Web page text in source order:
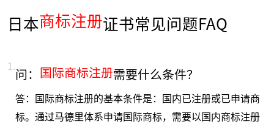
日本商标注册证书常见问题FAQ
1.问： 国际商标注册需要什么条件？
答：国际商标注册的基本条件是：国内已注册或已申请商
标。通过马德里体系申请国际商标，需要以国内商标注册